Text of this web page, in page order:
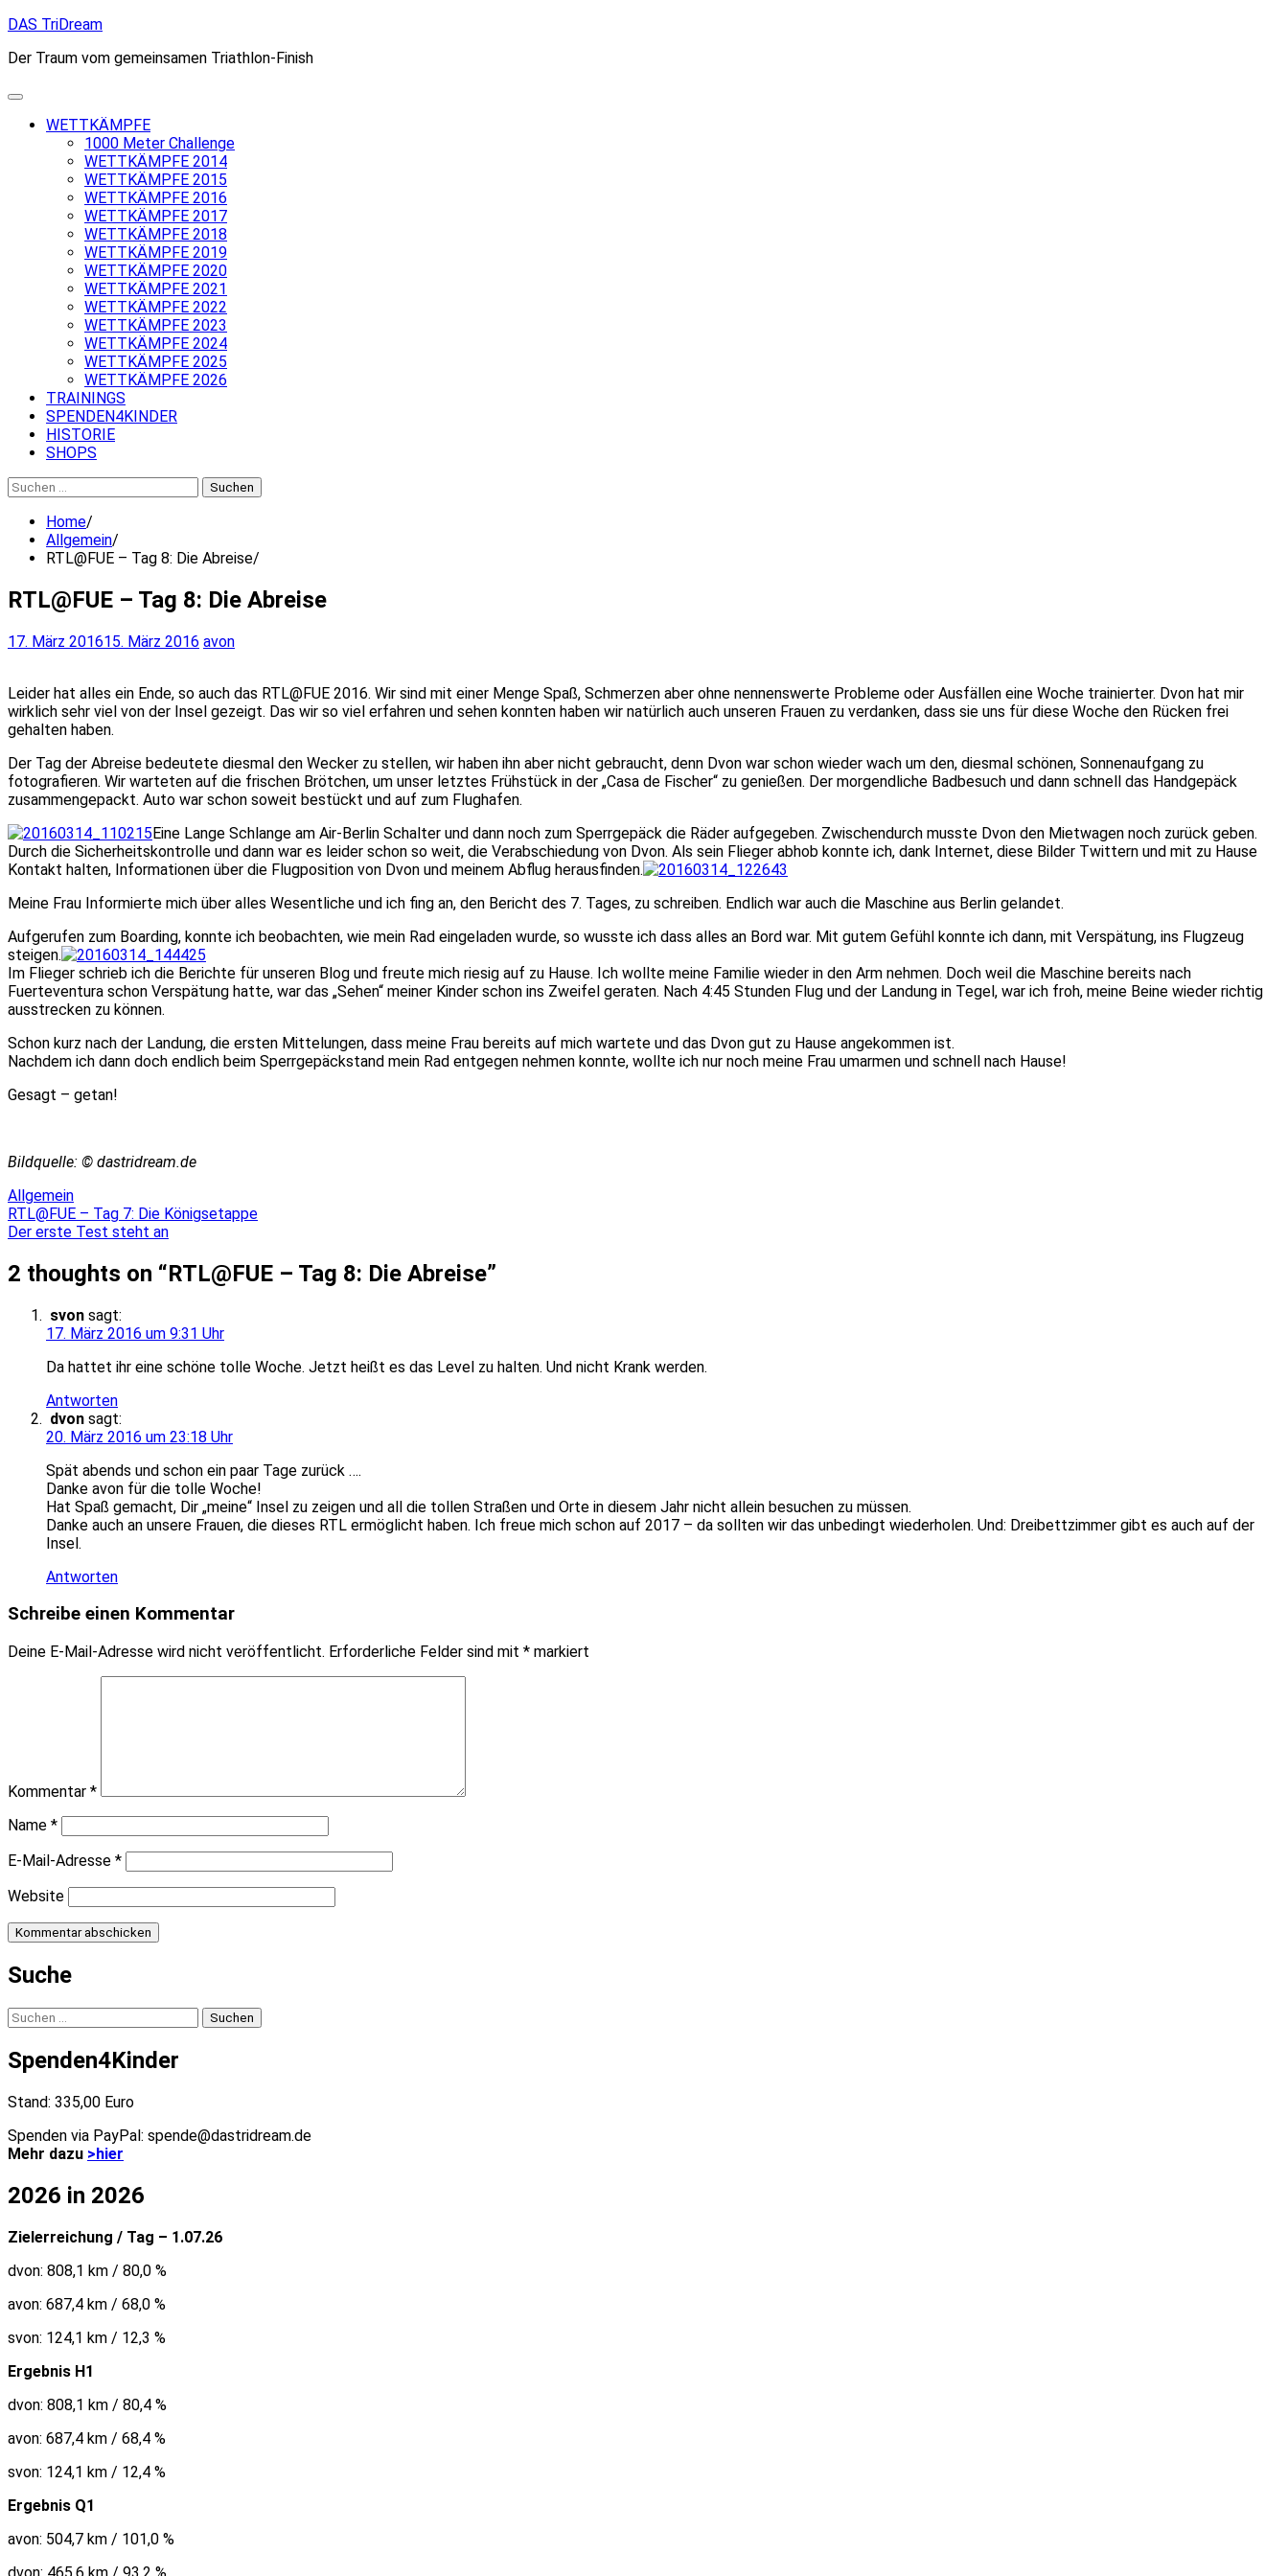
Skip
content
DAS TriDream
Der Traum vom gemeinsamen Triathlon-Finish
WETTKÄMPFE
1000 Meter Challenge
WETTKÄMPFE 2014
WETTKÄMPFE 2015
WETTKÄMPFE 2016
WETTKÄMPFE 2017
WETTKÄMPFE 2018
WETTKÄMPFE 2019
WETTKÄMPFE 2020
WETTKÄMPFE 2021
WETTKÄMPFE 2022
WETTKÄMPFE 2023
WETTKÄMPFE 2024
WETTKÄMPFE 2025
WETTKÄMPFE 2026
TRAININGS
SPENDEN4KINDER
HISTORIE
SHOPS
Suchen
nach:
Home
Allgemein
RTL@FUE – Tag 8: Die Abreise
RTL@FUE – Tag 8: Die Abreise
17. März 201615. März 2016 avon
Leider hat alles ein Ende, so auch das RTL@FUE 2016. Wir sind mit einer Menge Spaß, Schmerzen aber ohne nennenswerte Probleme oder Ausfällen eine Woche trainierter. Dvon hat mir
wirklich sehr viel von der Insel gezeigt. Das wir so viel erfahren und sehen konnten haben wir natürlich auch unseren Frauen zu verdanken, dass sie uns für diese Woche den Rücken frei
gehalten haben.
Der Tag der Abreise bedeutete diesmal den Wecker zu stellen, wir haben ihn aber nicht gebraucht, denn Dvon war schon wieder wach um den, diesmal schönen, Sonnenaufgang zu
fotografieren. Wir warteten auf die frischen Brötchen, um unser letztes Frühstück in der „Casa de Fischer“ zu genießen. Der morgendliche Badbesuch und dann schnell das Handgepäck
zusammengepackt. Auto war schon soweit bestückt und auf zum Flughafen.
Eine Lange Schlange am Air-Berlin Schalter und dann noch zum Sperrgepäck die Räder aufgegeben. Zwischendurch musste Dvon den Mietwagen noch zurück geben.
Durch die Sicherheitskontrolle und dann war es leider schon so weit, die Verabschiedung von Dvon. Als sein Flieger abhob konnte ich, dank Internet, diese Bilder Twittern und mit zu Hause
Kontakt halten, Informationen über die Flugposition von Dvon und meinem Abflug herausfinden.
Meine Frau Informierte mich über alles Wesentliche und ich fing an, den Bericht des 7. Tages, zu schreiben. Endlich war auch die Maschine aus Berlin gelandet.
Aufgerufen zum Boarding, konnte ich beobachten, wie mein Rad eingeladen wurde, so wusste ich dass alles an Bord war. Mit gutem Gefühl konnte ich dann, mit Verspätung, ins Flugzeug
steigen.
Im Flieger schrieb ich die Berichte für unseren Blog und freute mich riesig auf zu Hause. Ich wollte meine Familie wieder in den Arm nehmen. Doch weil die Maschine bereits nach
Fuerteventura schon Verspätung hatte, war das „Sehen“ meiner Kinder schon ins Zweifel geraten. Nach 4:45 Stunden Flug und der Landung in Tegel, war ich froh, meine Beine wieder richtig
ausstrecken zu können.
Schon kurz nach der Landung, die ersten Mittelungen, dass meine Frau bereits auf mich wartete und das Dvon gut zu Hause angekommen ist.
Nachdem ich dann doch endlich beim Sperrgepäckstand mein Rad entgegen nehmen konnte, wollte ich nur noch meine Frau umarmen und schnell nach Hause!
Gesagt – getan!
Bildquelle: © dastridream.de
Allgemein
Beitragsnavigation
RTL@FUE – Tag 7: Die Königsetappe
Der erste Test steht an
2 thoughts on “RTL@FUE – Tag 8: Die Abreise”
svon sagt:
17. März 2016 um 9:31 Uhr
Da hattet ihr eine schöne tolle Woche. Jetzt heißt es das Level zu halten. Und nicht Krank werden.
Antworten
dvon sagt:
20. März 2016 um 23:18 Uhr
Spät abends und schon ein paar Tage zurück ….
Danke avon für die tolle Woche!
Hat Spaß gemacht, Dir „meine“ Insel zu zeigen und all die tollen Straßen und Orte in diesem Jahr nicht allein besuchen zu müssen.
Danke auch an unsere Frauen, die dieses RTL ermöglicht haben. Ich freue mich schon auf 2017 – da sollten wir das unbedingt wiederholen. Und: Dreibettzimmer gibt es auch auf der
Insel.
Antworten
Schreibe einen Kommentar
Deine E-Mail-Adresse wird nicht veröffentlicht. Erforderliche Felder sind mit * markiert
Kommentar *
Name *
E-Mail-Adresse *
Website
Suche
Suchen
nach:
Spenden4Kinder
Stand: 335,00 Euro
Spenden via PayPal: spende@dastridream.de
Mehr dazu >hier
2026 in 2026
Zielerreichung / Tag – 1.07.26
dvon: 808,1 km / 80,0 %
avon: 687,4 km / 68,0 %
svon: 124,1 km / 12,3 %
Ergebnis H1
dvon: 808,1 km / 80,4 %
avon: 687,4 km / 68,4 %
svon: 124,1 km / 12,4 %
Ergebnis Q1
avon: 504,7 km / 101,0 %
dvon: 465,6 km / 93,2 %